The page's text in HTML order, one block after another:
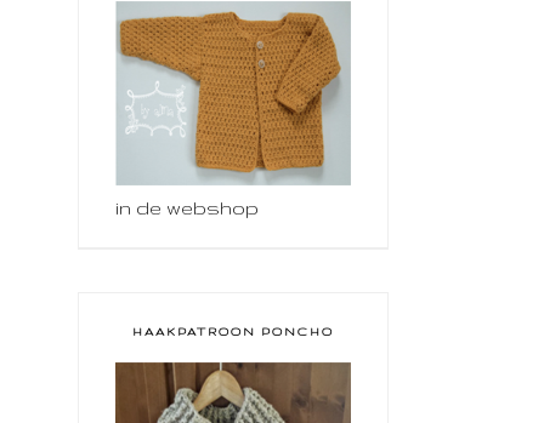
in de webshop
HAAKPATROON PONCHO